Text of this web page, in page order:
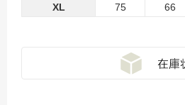
XL
75 66